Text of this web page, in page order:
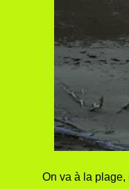
On va à la plage,